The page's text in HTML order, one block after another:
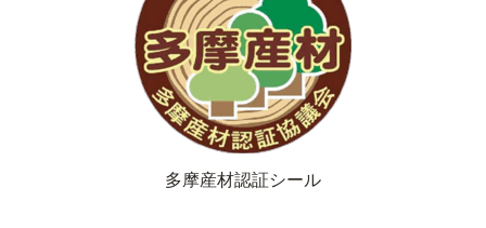
多摩産材認証シール